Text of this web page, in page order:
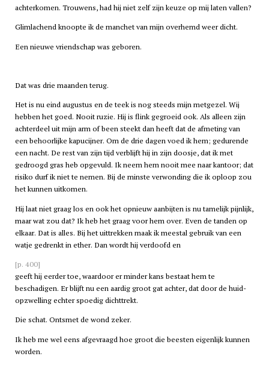
achterkomen. Trouwens, had hij niet zelf zijn keuze op mij laten vallen?
Glimlachend knoopte ik de manchet van mijn overhemd weer dicht.
Een nieuwe vriendschap was geboren.
Dat was drie maanden terug.
Het is nu eind augustus en de teek is nog steeds mijn metgezel. Wij
hebben het goed. Nooit ruzie. Hij is flink gegroeid ook. Als alleen zijn
achterdeel uit mijn arm of been steekt dan heeft dat de afmeting van
een behoorlijke kapucijner. Om de drie dagen voed ik hem; gedurende
een nacht. De rest van zijn tijd verblijft hij in zijn doosje, dat ik met
gedroogd gras heb opgevuld. Ik neem hem nooit mee naar kantoor; dat
risiko durf ik niet te nemen. Bij de minste verwonding die ik oploop zou
het kunnen uitkomen.
Hij laat niet graag los en ook het opnieuw aanbijten is nu tamelijk pijnlijk,
maar wat zou dat? Ik heb het graag voor hem over. Even de tanden op
elkaar. Dat is alles. Bij het uittrekken maak ik meestal gebruik van een
watje gedrenkt in ether. Dan wordt hij verdoofd en
[p. 400]
geeft hij eerder toe, waardoor er minder kans bestaat hem te
beschadigen. Er blijft nu een aardig groot gat achter, dat door de huid-
opzwelling echter spoedig dichttrekt.
Die schat. Ontsmet de wond zeker.
Ik heb me wel eens afgevraagd hoe groot die beesten eigenlijk kunnen
worden.